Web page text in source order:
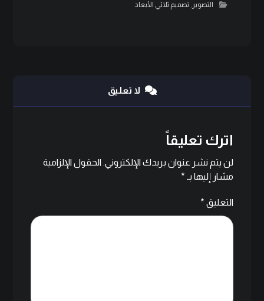
التصوير , تصميم ثلاثي الأبعاد
لا تعليق
اترك تعليقاً
لن يتم نشر عنوان بريدك الإلكتروني. الحقول الإلزامية
مشار إليها بـ *
التعليق *